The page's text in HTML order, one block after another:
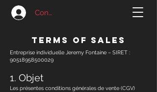
Connexion
Terms of Sales
Entreprise individuelle Jeremy Fontaine – SIRET :
90518958500029
1. Objet
Les présentes conditions générales de vente (CGV)